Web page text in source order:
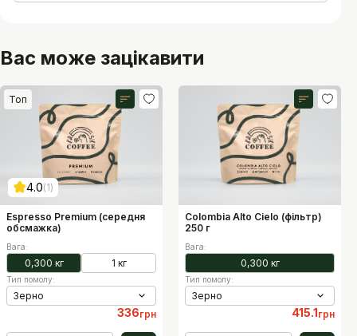
Вас може зацікавити
Топ
4.0 1
Espresso Premium (середня
обсмажка)
Рівень кислотності
5
Рівень гіркоти
7
Рівень солодкості
1
3
Рівень щільності
1
6 10
Вага:
0,300 кг 1 кг
Тип помолу:
Зерно
336грн
Colombia Alto Cielo (фільтр)
250 г
Рівень кислотності
7
Рівень гіркоти
Рівень солодкості
7
1
5 10
Вага:
0,300 кг
Тип помолу:
Зерно
415.1грн